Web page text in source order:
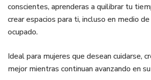
conscientes, aprenderas a quilibrar tu
crear espacios para ti, incluso en medio
ocupado.
Ideal para mujeres que desean cuidarse,
mejor mientras continuan avanzando en